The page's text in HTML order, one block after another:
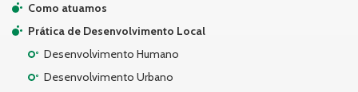
Como atuamos
Prática de Desenvolvimento Local
Desenvolvimento Humano
Desenvolvimento Urbano